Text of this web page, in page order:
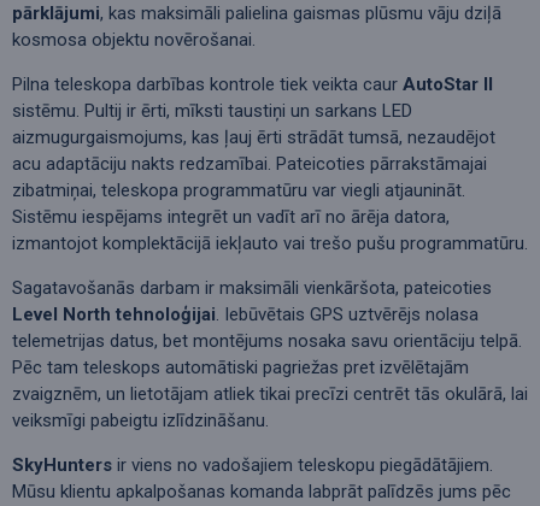
pārklājumi, kas maksimāli palielina gaismas plūsmu vāju dziļā
kosmosa objektu novērošanai.
Pilna teleskopa darbības kontrole tiek veikta caur AutoStar II
sistēmu. Pultij ir ērti, mīksti taustiņi un sarkans LED
aizmugurgaismojums, kas ļauj ērti strādāt tumsā, nezaudējot
acu adaptāciju nakts redzamībai. Pateicoties pārrakstāmajai
zibatmiņai, teleskopa programmatūru var viegli atjaunināt.
Sistēmu iespējams integrēt un vadīt arī no ārēja datora,
izmantojot komplektācijā iekļauto vai trešo pušu programmatūru.
Sagatavošanās darbam ir maksimāli vienkāršota, pateicoties
Level North tehnoloģijai. Iebūvētais GPS uztvērējs nolasa
telemetrijas datus, bet montējums nosaka savu orientāciju telpā.
Pēc tam teleskops automātiski pagriežas pret izvēlētajām
zvaigznēm, un lietotājam atliek tikai precīzi centrēt tās okulārā, lai
veiksmīgi pabeigtu izlīdzināšanu.
SkyHunters ir viens no vadošajiem teleskopu piegādātājiem.
Mūsu klientu apkalpošanas komanda labprāt palīdzēs jums pēc